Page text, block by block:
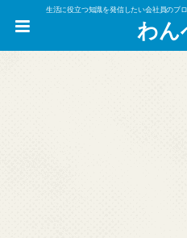
生活に役立つ知識を発信したい会社員のブ
わん